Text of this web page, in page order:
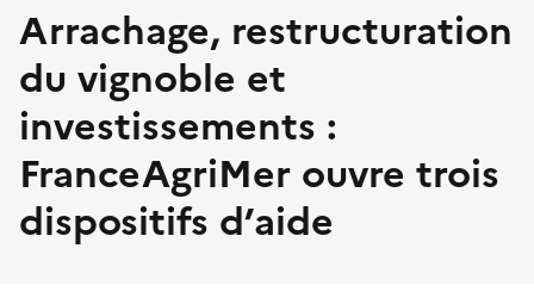
Arrachage, restructuration
du vignoble et
investissements :
FranceAgriMer ouvre trois
dispositifs d’aide